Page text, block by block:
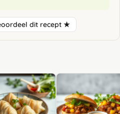
dit recept ★